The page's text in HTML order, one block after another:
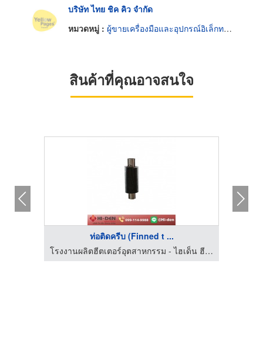
บริษัท ไทย ชิค คิว จำกัด
หมวดหมู่ : ผู้ขายเครื่องมือและอุปกรณ์อิเล็กทรอนิกส์
สินค้าที่คุณอาจสนใจ
ท่อติดครีบ (Finned t ...
โรงงานผลิตฮีตเตอร์อุตสาหกรรม - ไฮเด็น ฮีตเทค